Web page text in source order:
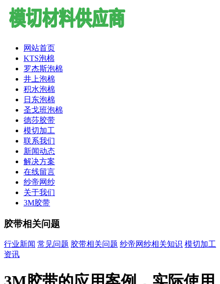
网站首页
KTS泡棉
罗杰斯泡棉
井上泡棉
积水泡棉
日东泡棉
圣戈班泡棉
德莎胶带
模切加工
联系我们
新闻动态
解决方案
在线留言
纱帝网纱
关于我们
3M胶带
胶带相关问题
行业新闻 常见问题 胶带相关问题 纱帝网纱相关知识 模切加工
资讯